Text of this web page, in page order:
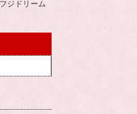
ジドリーム